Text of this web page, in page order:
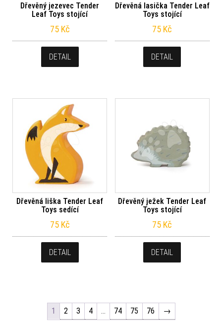
Dřevěný jezevec Tender
Leaf Toys stojící
75 Kč
DETAIL
Dřevěná lasička Tender Leaf
Toys stojící
75 Kč
DETAIL
Dřevěná liška Tender Leaf
Toys sedící
75 Kč
DETAIL
Dřevěný ježek Tender Leaf
Toys stojící
75 Kč
DETAIL
1 2 3 4 … 74 75 76 →